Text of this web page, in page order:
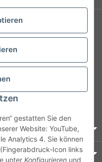
gestatten Sie den
Website: YouTube,
Analytics 4. Sie können
Icon links
unter Konfigurieren und